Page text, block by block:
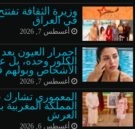
في العراق
أغسطس 7, 2026
احمرار العيون
الكلور وحده،
الأشخاص
أغسطس 7, 2026
المعموري
العرش
أغسطس 6, 2026